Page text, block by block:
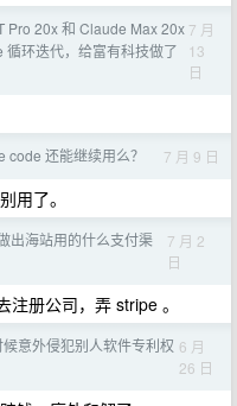
Pro 20x 和 Claude Max 20x
环迭代，给富有科技做了
7 月
13
日
code 还能继续用么？ 7 月 9 日
用了。
出海站用的什么支付渠
7 月 2
日
册公司，弄 stripe 。
意外侵犯别人软件专利权 6 月
26 日